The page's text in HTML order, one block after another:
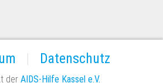
Datenschutz
der AIDS-Hilfe Kassel e.V.